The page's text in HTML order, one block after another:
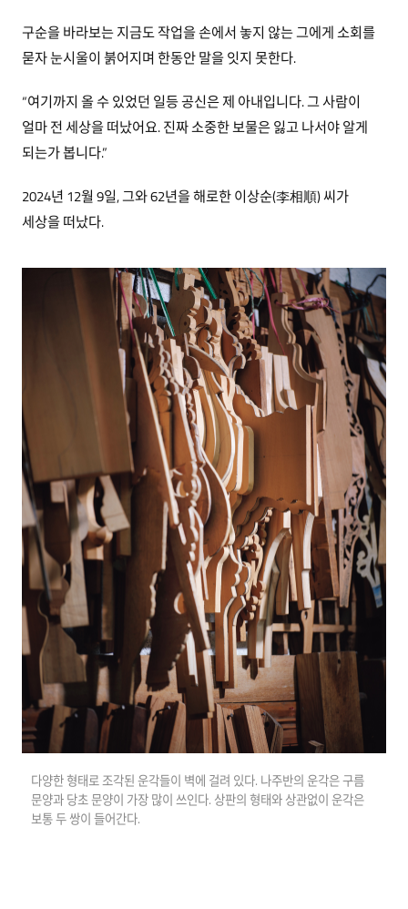
구순을 바라보는 지금도 작업을 손에서 놓지 않는 그에게 소회를
묻자 눈시울이 붉어지며 한동안 말을 잇지 못한다.
“여기까지 올 수 있었던 일등 공신은 제 아내입니다. 그 사람이
얼마 전 세상을 떠났어요. 진짜 소중한 보물은 잃고 나서야 알게
되는가 봅니다.”
2024년 12월 9일, 그와 62년을 해로한 이상순(李相順) 씨가
세상을 떠났다.
다양한 형태로 조각된 운각들이 벽에 걸려 있다. 나주반의 운각은 구름
문양과 당초 문양이 가장 많이 쓰인다. 상판의 형태와 상관없이 운각은
보통 두 쌍이 들어간다.